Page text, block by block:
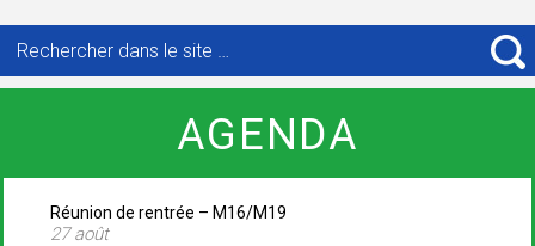
pour
:
AGENDA
Réunion de rentrée – M16/M19
27 août